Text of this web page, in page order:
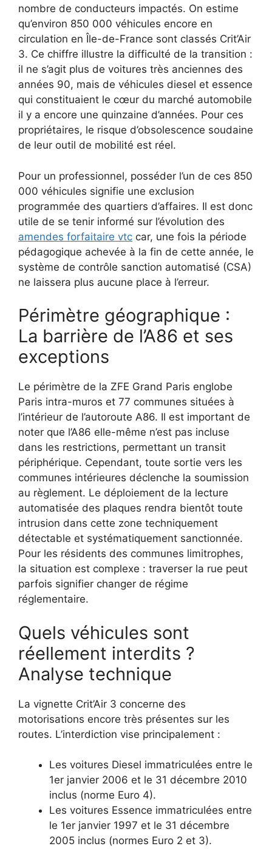
nombre de conducteurs impactés. On estime
qu’environ 850 000 véhicules encore en
circulation en Île-de-France sont classés Crit’Air
3. Ce chiffre illustre la difficulté de la transition :
il ne s’agit plus de voitures très anciennes des
années 90, mais de véhicules diesel et essence
qui constituaient le cœur du marché automobile
il y a encore une quinzaine d’années. Pour ces
propriétaires, le risque d’obsolescence soudaine
de leur outil de mobilité est réel.
Pour un professionnel, posséder l’un de ces 850
000 véhicules signifie une exclusion
programmée des quartiers d’affaires. Il est donc
utile de se tenir informé sur l’évolution des
amendes forfaitaire vtc car, une fois la période
pédagogique achevée à la fin de cette année, le
système de contrôle sanction automatisé (CSA)
ne laissera plus aucune place à l’erreur.
Périmètre géographique :
La barrière de l’A86 et ses
exceptions
Le périmètre de la ZFE Grand Paris englobe
Paris intra-muros et 77 communes situées à
l’intérieur de l’autoroute A86. Il est important de
noter que l’A86 elle-même n’est pas incluse
dans les restrictions, permettant un transit
périphérique. Cependant, toute sortie vers les
communes intérieures déclenche la soumission
au règlement. Le déploiement de la lecture
automatisée des plaques rendra bientôt toute
intrusion dans cette zone techniquement
détectable et systématiquement sanctionnée.
Pour les résidents des communes limitrophes,
la situation est complexe : traverser la rue peut
parfois signifier changer de régime
réglementaire.
Quels véhicules sont
réellement interdits ?
Analyse technique
La vignette Crit’Air 3 concerne des
motorisations encore très présentes sur les
routes. L’interdiction vise principalement :
Les voitures Diesel immatriculées entre le
1er janvier 2006 et le 31 décembre 2010
inclus (norme Euro 4).
Les voitures Essence immatriculées entre
le 1er janvier 1997 et le 31 décembre
2005 inclus (normes Euro 2 et 3).